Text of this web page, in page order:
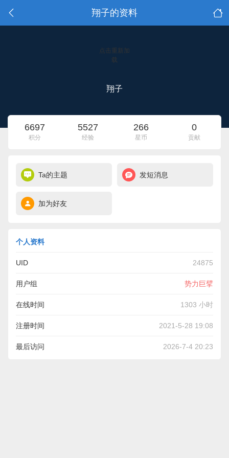
翔子的资料
点击重新加
载
翔子
6697
积分
5527
经验
266
星币
0
贡献
Ta的主题 发短消息
加为好友
个人资料
UID 24875
用户组 势力巨擘
在线时间 1303 小时
注册时间 2021-5-28 19:08
最后访问 2026-7-4 20:23